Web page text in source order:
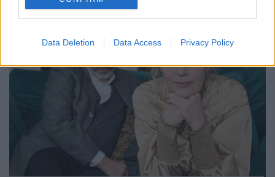
Data Deletion Data Access Privacy Policy